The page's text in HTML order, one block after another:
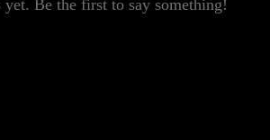
yet. Be the first to say something!